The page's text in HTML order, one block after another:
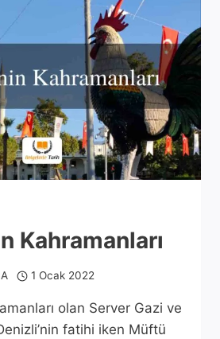
Kahramanları
1 Ocak 2022
olan Server Gazi ve
fatihi iken Müftü